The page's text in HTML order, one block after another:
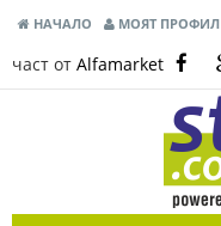
НАЧАЛО МОЯТ ПРОФИЛ
част от Alfamarket